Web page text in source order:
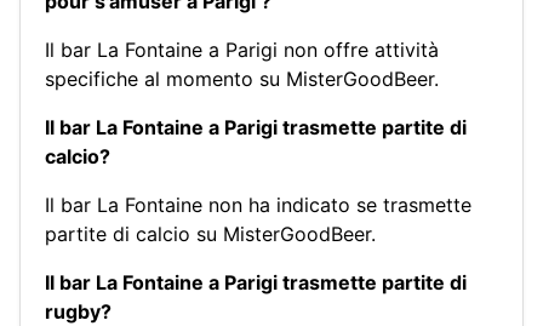
Il bar La Fontaine a Parigi non offre attività
specifiche al momento su MisterGoodBeer.
Il bar La Fontaine a Parigi trasmette partite di
calcio?
Il bar La Fontaine non ha indicato se trasmette
partite di calcio su MisterGoodBeer.
Il bar La Fontaine a Parigi trasmette partite di
rugby?